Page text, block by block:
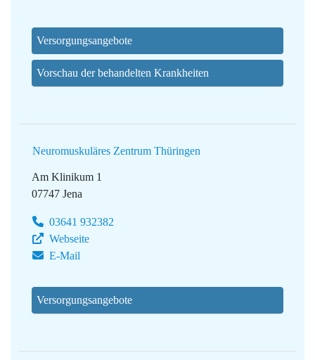
Versorgungsangebote
Vorschau der behandelten Krankheiten
Neuromuskuläres Zentrum Thüringen
Am Klinikum 1
07747 Jena
03641 932382
Webseite
E-Mail
Versorgungsangebote